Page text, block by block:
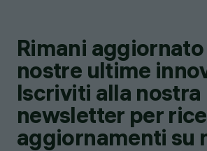
Rimani
nostre ultime
Iscriviti alla nostra
newsletter per
aggiornamenti su